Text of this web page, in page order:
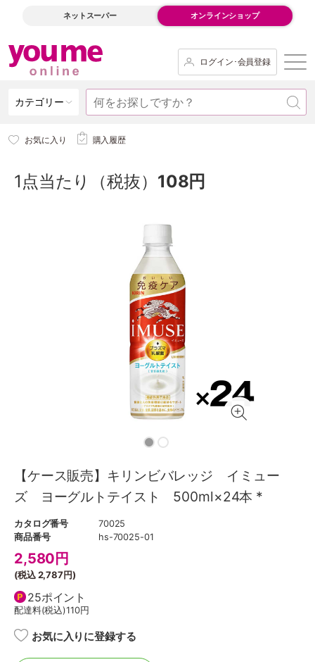
ネットスーパー オンラインショップ
ログイン･会員登録
カテゴリー
お気に入り 購入履歴
1点当たり（税抜） 108円
【ケース販売】キリンビバレッジ イミュー
ズ ヨーグルトテイスト 500ml×24本 *
カタログ番号
70025
商品番号
hs-70025-01
2,580 円
(税込2,787円)
25ポイント
配達料(税込)110円
お気に入りに登録する